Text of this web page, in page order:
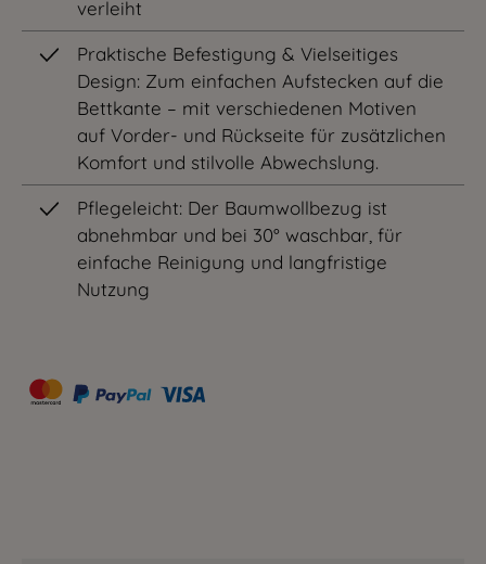
verleiht
Praktische Befestigung & Vielseitiges
Design: Zum einfachen Aufstecken auf die
Bettkante – mit verschiedenen Motiven
auf Vorder- und Rückseite für zusätzlichen
Komfort und stilvolle Abwechslung.
Pflegeleicht: Der Baumwollbezug ist
abnehmbar und bei 30° waschbar, für
einfache Reinigung und langfristige
Nutzung